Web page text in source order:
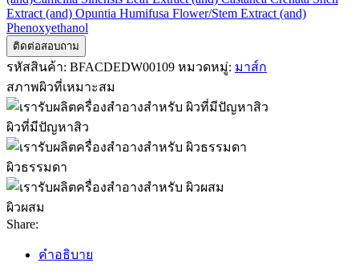
Extract (and) Opuntia Humifusa Flower/Stem Extract (and)
Phenoxyethanol
ติดต่อสอบถาม
รหัสสินค้า: BFACDEDW00109 หมวดหมู่: มาส์ก
สภาพผิวที่เหมาะสม
ผิวที่มีปัญหาสิว
ผิวธรรมดา
ผิวผสม
Share:
คำอธิบาย